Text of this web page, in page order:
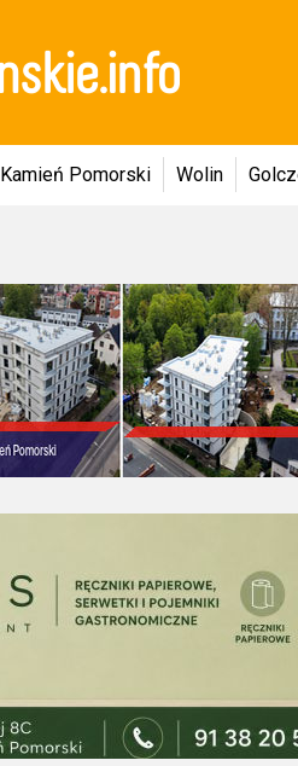
Kamień Pomorski Wolin